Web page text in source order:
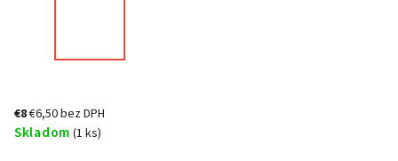
€8€6,50 bez DPH
Skladom (1 ks)